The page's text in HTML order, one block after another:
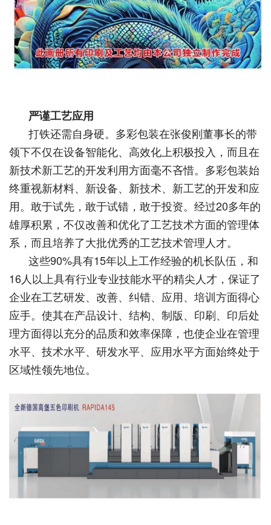
严谨工艺应用
打铁还需自身硬。多彩包装在张俊刚董事长的带
领下不仅在设备智能化、高效化上积极投入，而且在
新技术新工艺的开发利用方面毫不吝惜。多彩包装始
终重视新材料、新设备、新技术、新工艺的开发和应
用。敢于试先，敢于试错，敢于投资。经过20多年的
雄厚积累，不仅改善和优化了工艺技术方面的管理体
系，而且培养了大批优秀的工艺技术管理人才。
这些90%具有15年以上工作经验的机长队伍，和
16人以上具有行业专业技能水平的精尖人才，保证了
企业在工艺研发、改善、纠错、应用、培训方面得心
应手。使其在产品设计、结构、制版、印刷、印后处
理方面得以充分的品质和效率保障，也使企业在管理
水平、技术水平、研发水平、应用水平方面始终处于
区域性领先地位。